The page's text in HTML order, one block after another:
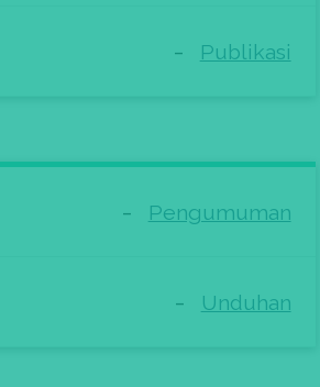
Publikasi
Pengumuman
Unduhan